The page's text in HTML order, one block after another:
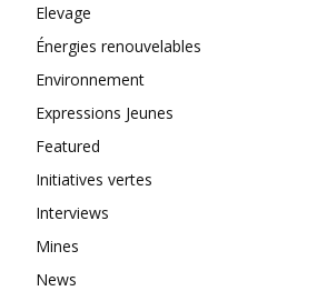
Elevage
Énergies renouvelables
Environnement
Expressions Jeunes
Featured
Initiatives vertes
Interviews
Mines
News